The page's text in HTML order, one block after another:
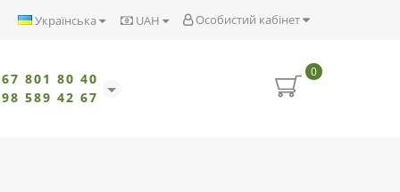
Особистий кабінет
UAH
Українська
801 80 40
589 42 67
0